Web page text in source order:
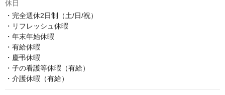
休日
・完全週休2日制（土/日/祝）
・リフレッシュ休暇
・年末年始休暇
・有給休暇
・慶弔休暇
・子の看護等休暇（有給）
・介護休暇（有給）